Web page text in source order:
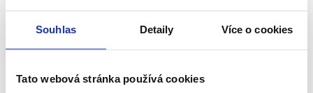
Souhlas Detaily Více o cookies
Tato webová stránka používá cookies